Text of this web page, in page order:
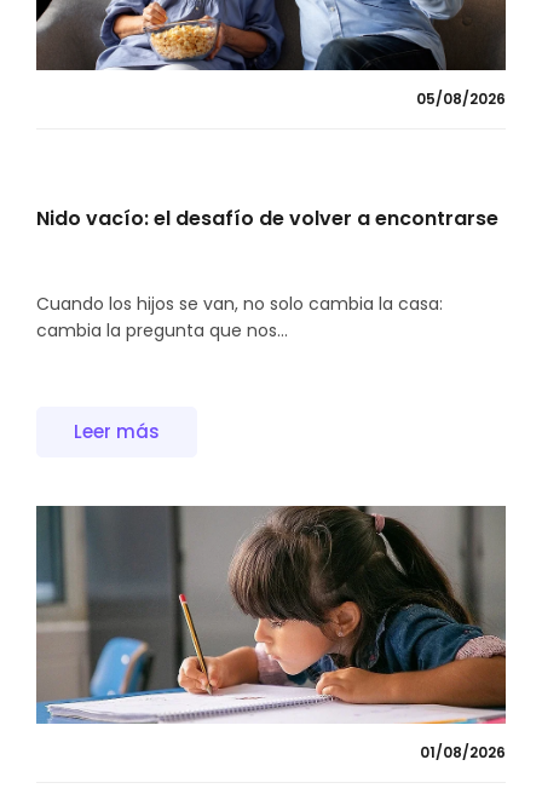
05/08/2026
Nido vacío: el desafío de volver a encontrarse
Cuando los hijos se van, no solo cambia la casa:
cambia la pregunta que nos...
Leer más
01/08/2026